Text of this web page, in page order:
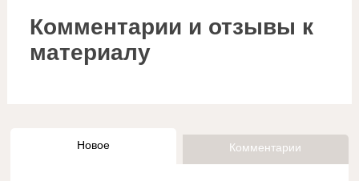
Комментарии и отзывы к
материалу
Новое Комментарии